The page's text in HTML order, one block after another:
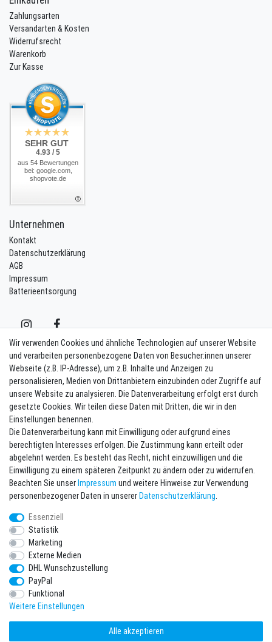
Zahlungsarten
Versandarten & Kosten
Widerrufsrecht
Warenkorb
Zur Kasse
SEHR GUT
4.93 / 5
aus 54 Bewertungen
bei: google.com,
shopvote.de
Unternehmen
Kontakt
Datenschutzerklärung
AGB
Impressum
Batterieentsorgung
Vertrag widerrufen Kontakt
Newsletter eintragen
Melde Dich an um alle Vorteile zu genießen. Plus 10 EUR Gutschein für
die Newsletteranmeldung, einlösbar ab 75 EUR Warenwert!
E-MAIL **
Newsletter
Honig
Hiermit bestätige ich, dass ich dieDaten­schutz­erklärunggelesen habe. Meine
Einwilligung kann ich jederzeit widerrufen.**
* Pflichtfeld
Ich möchte den Newsletter abonnieren. Bitte senden Sie mir entsprechend
Ihrer
Daten­schutz­erklärung
Informationen zu folgendem Produktsortiment per E-Mail zu: Sportartikel und
Zubehör aus Ihrem Sortiment.
Wir verwenden Cookies und ähnliche Technologien auf unserer Website
und verarbeiten personenbezogene Daten von Besucher:innen unserer
Webseite (z.B. IP-Adresse), um z.B. Inhalte und Anzeigen zu
personalisieren, Medien von Drittanbietern einzubinden oder Zugriffe auf
unsere Website zu analysieren. Die Datenverarbeitung erfolgt erst durch
gesetzte Cookies. Wir teilen diese Daten mit Dritten, die wir in den
Einstellungen benennen.
Die Datenverarbeitung kann mit Einwilligung oder aufgrund eines
berechtigten Interesses erfolgen. Die Zustimmung kann erteilt oder
abgelehnt werden. Es besteht das Recht, nicht einzuwilligen und die
Einwilligung zu einem späteren Zeitpunkt zu ändern oder zu widerrufen.
Beachten Sie unserImpressum und weitere Hinweise zur Verwendung
personenbezogener Daten in unsererDaten­schutz­erklärung.
Essenziell
Statistik
Marketing
Externe Medien
DHL Wunschzustellung
PayPal
Funktional
Weitere Einstellungen
Alle akzeptieren